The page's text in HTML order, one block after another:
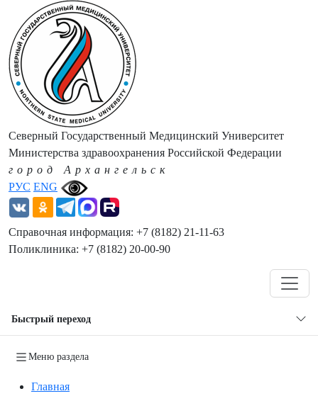
РУС ENG
Северный Государственный Медицинский Университет
Министерства здравоохранения Российской Федерации
город Архангельск
Справочная информация: +7 (8182) 21-11-63
Поликлиника: +7 (8182) 20-00-90
Быстрый переход
Меню раздела
Главная